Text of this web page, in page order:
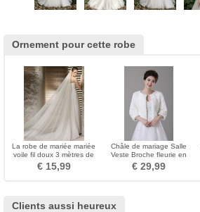
Ornement pour cette robe
La robe de mariée mariée
voile fil doux 3 mètres de
long et deux couches de
voile souple
€ 15,99
Châle de mariage Salle
Veste Broche fleurie en
cristal Informel
€ 29,99
Clients aussi heureux